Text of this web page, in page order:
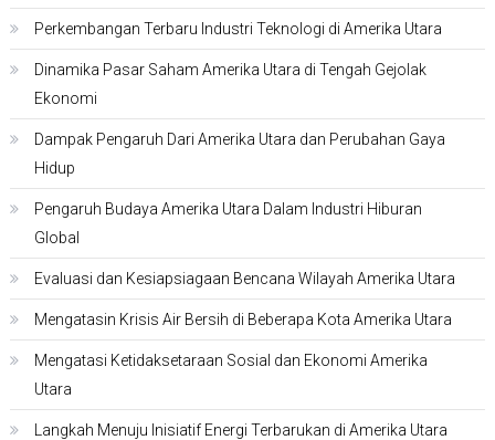
Perkembangan Terbaru Industri Teknologi di Amerika Utara
Dinamika Pasar Saham Amerika Utara di Tengah Gejolak
Ekonomi
Dampak Pengaruh Dari Amerika Utara dan Perubahan Gaya
Hidup
Pengaruh Budaya Amerika Utara Dalam Industri Hiburan
Global
Evaluasi dan Kesiapsiagaan Bencana Wilayah Amerika Utara
Mengatasin Krisis Air Bersih di Beberapa Kota Amerika Utara
Mengatasi Ketidaksetaraan Sosial dan Ekonomi Amerika
Utara
Langkah Menuju Inisiatif Energi Terbarukan di Amerika Utara